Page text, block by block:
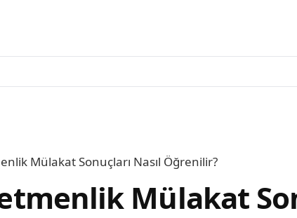
Mülakat Sonuçları Nasıl Öğrenilir?
Mülakat